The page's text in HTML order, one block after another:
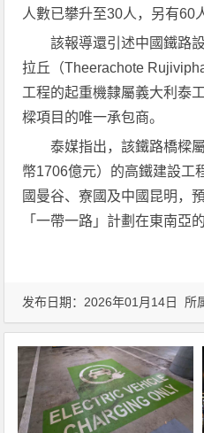
人數已攀升至30人，另有60
該報導還引述中國鐵路
拉丘（Theerachote
工程的起重機隸屬義大利泰
樑項目的唯一承包商。
泰媒指出，該鐵路橋樑
幣1706億元）的高鐵建設工
國曼谷、寮國及中國昆明，
「一帶一路」計劃在東南亞
发布日期：2026年01月14日 所